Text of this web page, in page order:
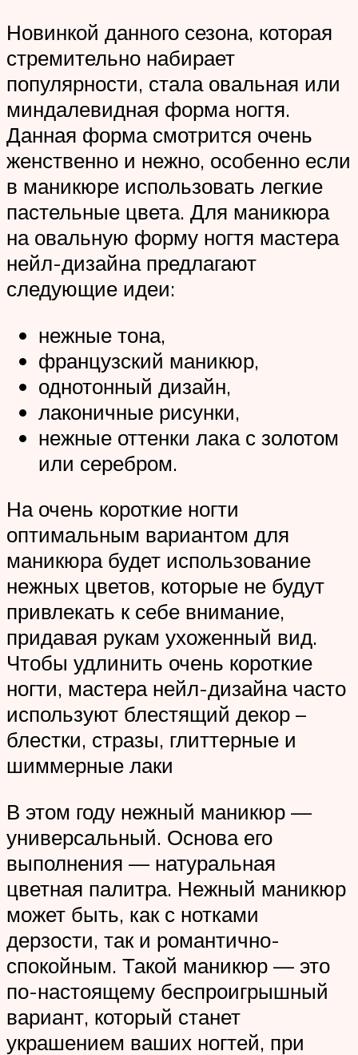
Новинкой данного сезона, которая
стремительно набирает
популярности, стала овальная или
миндалевидная форма ногтя.
Данная форма смотрится очень
женственно и нежно, особенно если
в маникюре использовать легкие
пастельные цвета. Для маникюра
на овальную форму ногтя мастера
нейл-дизайна предлагают
следующие идеи:
нежные тона,
французский маникюр,
однотонный дизайн,
лаконичные рисунки,
нежные оттенки лака с золотом
или серебром.
На очень короткие ногти
оптимальным вариантом для
маникюра будет использование
нежных цветов, которые не будут
привлекать к себе внимание,
придавая рукам ухоженный вид.
Чтобы удлинить очень короткие
ногти, мастера нейл-дизайна часто
используют блестящий декор –
блестки, стразы, глиттерные и
шиммерные лаки
В этом году нежный маникюр —
универсальный. Основа его
выполнения — натуральная
цветная палитра. Нежный маникюр
может быть, как с нотками
дерзости, так и романтично-
спокойным. Такой маникюр — это
по-настоящему беспроигрышный
вариант, который станет
украшением ваших ногтей, при